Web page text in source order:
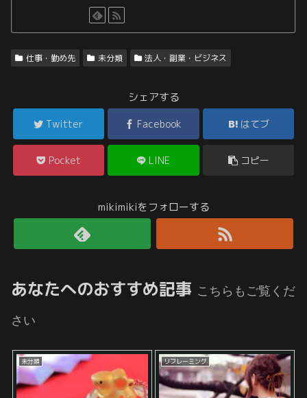
仕事・勤め先 未分類 法人・副業・ビジネス
シェアする
Twitter Facebook はてブ
Pocket LINE コピー
mikimikiをフォローする
あなたへのおすすめ記事 こちらもご覧くだ
さい
未分類 リフレーミング